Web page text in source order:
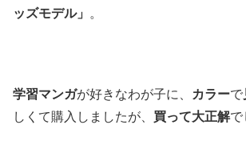
ッズモデル」 。
学習マンガが好きなわが子に、 カラーで
しくて購入しましたが、 買って大正解で